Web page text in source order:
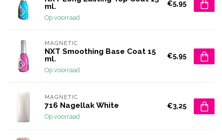
ml.
Op voorraad
€5,95
MAGNETIC
NXT Smoothing Base Coat 15
ml.
Op voorraad
€5,95
MAGNETIC
716 Nagellak White
Op voorraad
€3,25